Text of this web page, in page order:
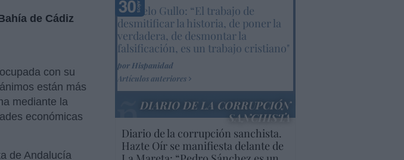
de Cádiz
con su
están más
mediante la
económicas
de Andalucía
Marcelo Gullo: “El trabajo de
desmitificar la historia, de poner la
verdadera, de desmontar la
falsificación, es un trabajo cristiano"
por Hispanidad
Artículos anteriores
DIARIO DE LA CORRUPCIÓN
SANCHISTA
Diario de la corrupción sanchista.
Hazte Oír se manifiesta delante de